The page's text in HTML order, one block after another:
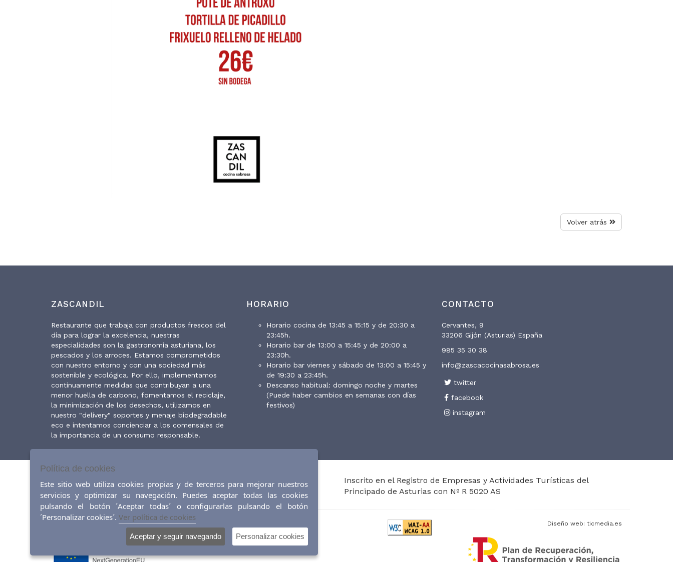
Volver atrás
ZASCANDIL
Restaurante que trabaja con productos frescos del
día para lograr la excelencia, nuestras
especialidades son la gastronomía asturiana, los
pescados y los arroces. Estamos comprometidos
con nuestro entorno y con una sociedad más
sostenible y ecológica. Por ello, implementamos
continuamente medidas que contribuyan a una
menor huella de carbono, fomentamos el reciclaje,
la minimización de los desechos, utilizamos en
nuestro "delivery" soportes y menaje biodegradable
eco e intentamos concienciar a los comensales de
la importancia de un consumo responsable.
HORARIO
Horario cocina de 13:45 a 15:15 y de 20:30 a
23:45h.
Horario bar de 13:00 a 15:45 y de 20:00 a
23:30h.
Horario bar viernes y sábado de 13:00 a 15:45 y
de 19:30 a 23:45h.
Descanso habitual: domingo noche y martes
(Puede haber cambios en semanas con días
festivos)
CONTACTO
Cervantes, 9
33206 Gijón (Asturias) España
985 35 30 38
info@zascacocinasabrosa.es
twitter
facebook
instagram
Inscrito en el Registro de Empresas y Actividades Turísticas del
Principado de Asturias con Nº R 5020 AS
POLÍTICA DE COOKIES|MAPA DEL SITIO Diseño web: ticmedia.es
Política de cookies
Este sitio web utiliza cookies propias y de terceros para mejorar nuestros
servicios y optimizar su navegación. Puedes aceptar todas las cookies
pulsando el botón ´Aceptar todas´ o configurarlas pulsando el botón
´Personalizar cookies´. Ver política de cookies
Aceptar y seguir navegando Personalizar cookies